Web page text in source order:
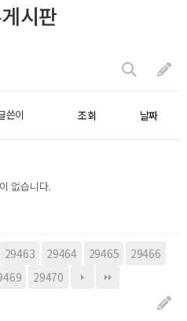
시판
쓴이 조회 날짜
없습니다.
29463 29464 29465
29466
29470